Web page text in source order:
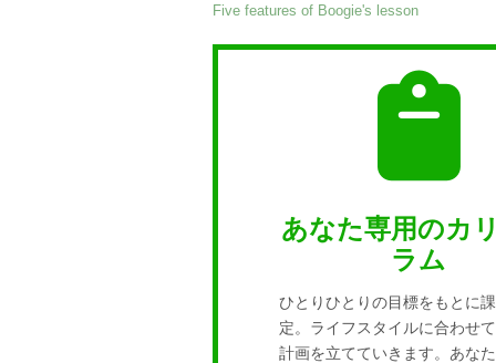
Five features of Boogie's lesson
あなた専用のカ
ラム
ひとりひとりの目標をもとに
定。ライフスタイルに合わせ
計画を立てていきます。あな